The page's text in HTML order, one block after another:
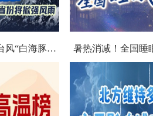
台风数字画像：马拉松台风“白海豚”将影响十余省份 暑热消减！全国睡